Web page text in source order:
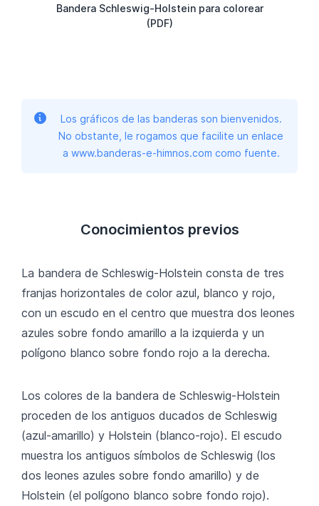
Bandera Schleswig-Holstein para colorear
(PDF)
Los gráficos de las banderas son bienvenidos.
No obstante, le rogamos que facilite un enlace
a www.banderas-e-himnos.com como fuente.
Conocimientos previos
La bandera de Schleswig-Holstein consta de tres
franjas horizontales de color azul, blanco y rojo,
con un escudo en el centro que muestra dos leones
azules sobre fondo amarillo a la izquierda y un
polígono blanco sobre fondo rojo a la derecha.
Los colores de la bandera de Schleswig-Holstein
proceden de los antiguos ducados de Schleswig
(azul-amarillo) y Holstein (blanco-rojo). El escudo
muestra los antiguos símbolos de Schleswig (los
dos leones azules sobre fondo amarillo) y de
Holstein (el polígono blanco sobre fondo rojo).